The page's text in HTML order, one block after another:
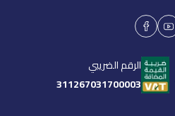
الرقم الضريبي
311267031700003